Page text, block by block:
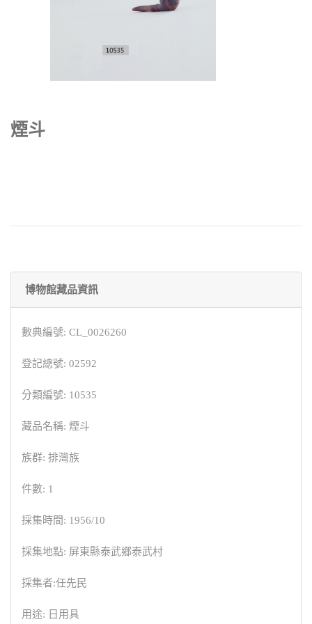
煙斗
博物館藏品資訊
數典編號: CL_0026260
登記總號: 02592
分類編號: 10535
藏品名稱: 煙斗
族群: 排灣族
件數: 1
採集時間: 1956/10
採集地點: 屏東縣泰武鄉泰武村
採集者:任先民
用途: 日用具